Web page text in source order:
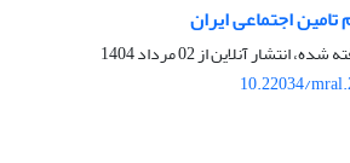
اجتماعی ایران
شده، انتشار آنلاین از02 مرداد 1404
10.22034/